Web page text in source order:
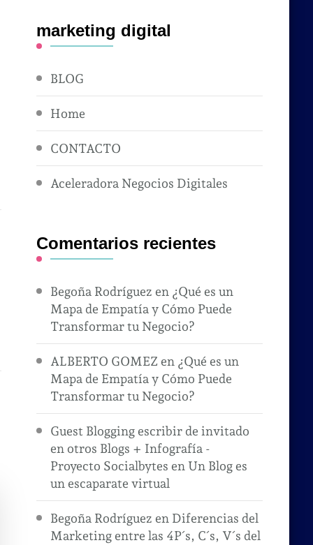
marketing digital
BLOG
Home
CONTACTO
Aceleradora Negocios Digitales
Comentarios recientes
Begoña Rodríguez en ¿Qué es un
Mapa de Empatía y Cómo Puede
Transformar tu Negocio?
ALBERTO GOMEZ en ¿Qué es un
Mapa de Empatía y Cómo Puede
Transformar tu Negocio?
Guest Blogging escribir de invitado
en otros Blogs + Infografía -
Proyecto Socialbytes en Un Blog es
un escaparate virtual
Begoña Rodríguez en Diferencias del
Marketing entre las 4P´s, C´s, V´s del